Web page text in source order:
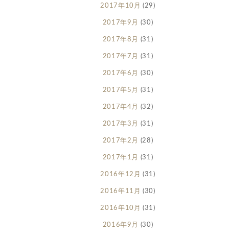
2017年10月 (29)
2017年9月 (30)
2017年8月 (31)
2017年7月 (31)
2017年6月 (30)
2017年5月 (31)
2017年4月 (32)
2017年3月 (31)
2017年2月 (28)
2017年1月 (31)
2016年12月 (31)
2016年11月 (30)
2016年10月 (31)
2016年9月 (30)